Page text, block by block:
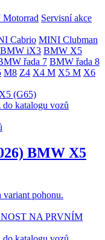
Servisní akce
Cabrio MINI Clubman
BMW iX3 BMW X5
řada 7 BMW řada 8
M8 Z4 X4 M X5 M X6
BMW X5
pohonu.